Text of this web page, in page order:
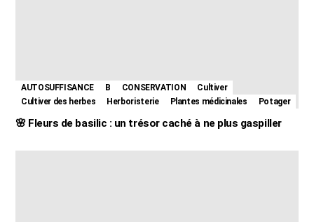
AUTOSUFFISANCE B CONSERVATION
Cultiver
Cultiver des herbes
Herboristerie Plantes médicinales Potager
🌸 Fleurs de basilic : un trésor caché à ne plus gaspiller